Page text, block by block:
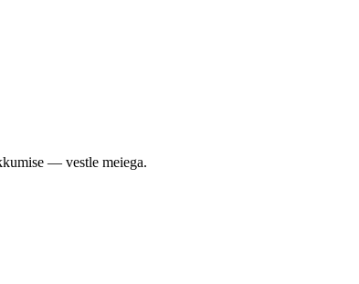
— vestle meiega.